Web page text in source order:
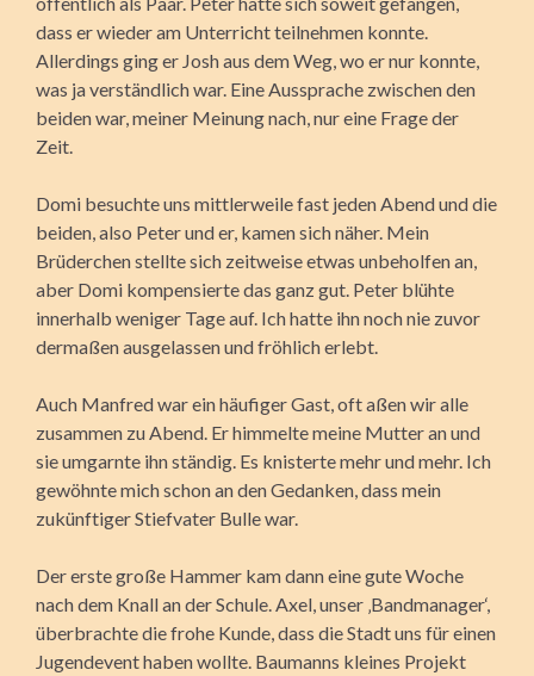
dass er wieder am Unterricht teilnehmen konnte.
Allerdings ging er Josh aus dem Weg, wo er nur konnte,
was ja verständlich war. Eine Aussprache zwischen den
beiden war, meiner Meinung nach, nur eine Frage der
Zeit.
Domi besuchte uns mittlerweile fast jeden Abend und die
beiden, also Peter und er, kamen sich näher. Mein
Brüderchen stellte sich zeitweise etwas unbeholfen an,
aber Domi kompensierte das ganz gut. Peter blühte
innerhalb weniger Tage auf. Ich hatte ihn noch nie zuvor
dermaßen ausgelassen und fröhlich erlebt.
Auch Manfred war ein häufiger Gast, oft aßen wir alle
zusammen zu Abend. Er himmelte meine Mutter an und
sie umgarnte ihn ständig. Es knisterte mehr und mehr. Ich
gewöhnte mich schon an den Gedanken, dass mein
zukünftiger Stiefvater Bulle war.
Der erste große Hammer kam dann eine gute Woche
nach dem Knall an der Schule. Axel, unser ‚Bandmanager‘,
überbrachte die frohe Kunde, dass die Stadt uns für einen
Jugendevent haben wollte. Baumanns kleines Projekt